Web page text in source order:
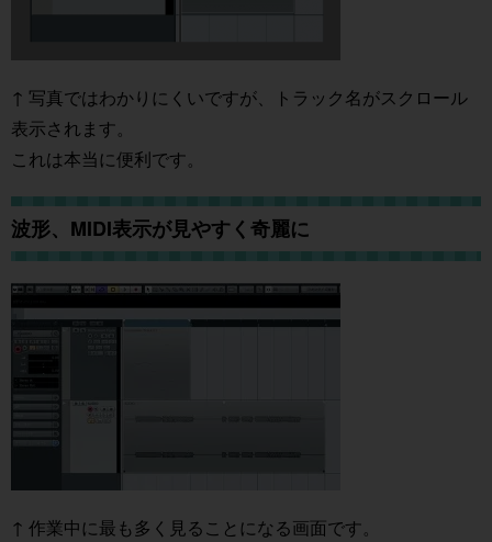
↑ 写真ではわかりにくいですが、トラック名がスクロール
表示されます。
これは本当に便利です。
波形、MIDI表示が見やすく奇麗に
↑ 作業中に最も多く見ることになる画面です。